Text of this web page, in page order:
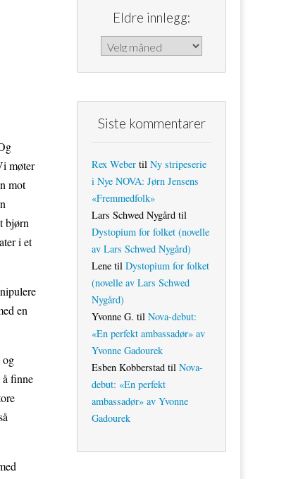
møter
mot
bjørn
i et
en
og
å finne
Eldre innlegg:
Eldre innlegg:
Siste kommentarer
Rex Weber til Ny stripeserie
i Nye NOVA: Jørn Jensens
«Fremmedfolk»
Lars Schwed Nygård til
Dystopium for folket (novelle
av Lars Schwed Nygård)
Lene til Dystopium for folket
(novelle av Lars Schwed
Nygård)
Yvonne G. til Nova-debut:
«En perfekt ambassadør» av
Yvonne Gadourek
Esben Kobberstad til Nova-
debut: «En perfekt
ambassadør» av Yvonne
Gadourek